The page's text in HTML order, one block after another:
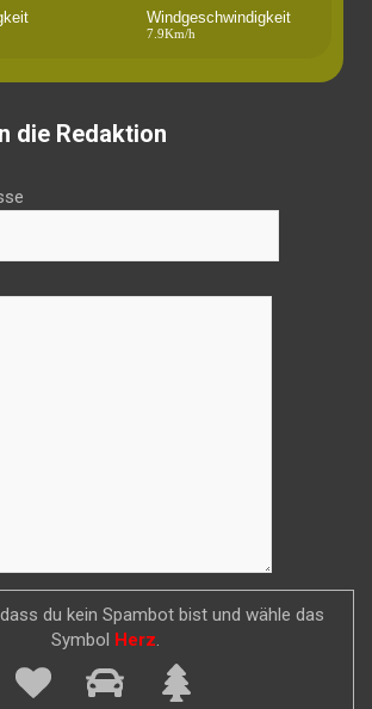
Windgeschwindigkeit
7.9Km/h
die Redaktion
du kein Spambot bist und wähle das
Symbol
Herz.